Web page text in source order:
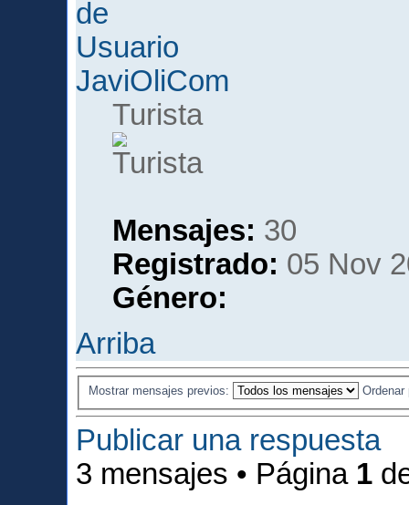
JaviOliCom
Turista
Mensajes: 30
Registrado: 05 Nov
Género:
Arriba
Mostrar mensajes previos:
Publicar una respuesta
3 mensajes • Página 1